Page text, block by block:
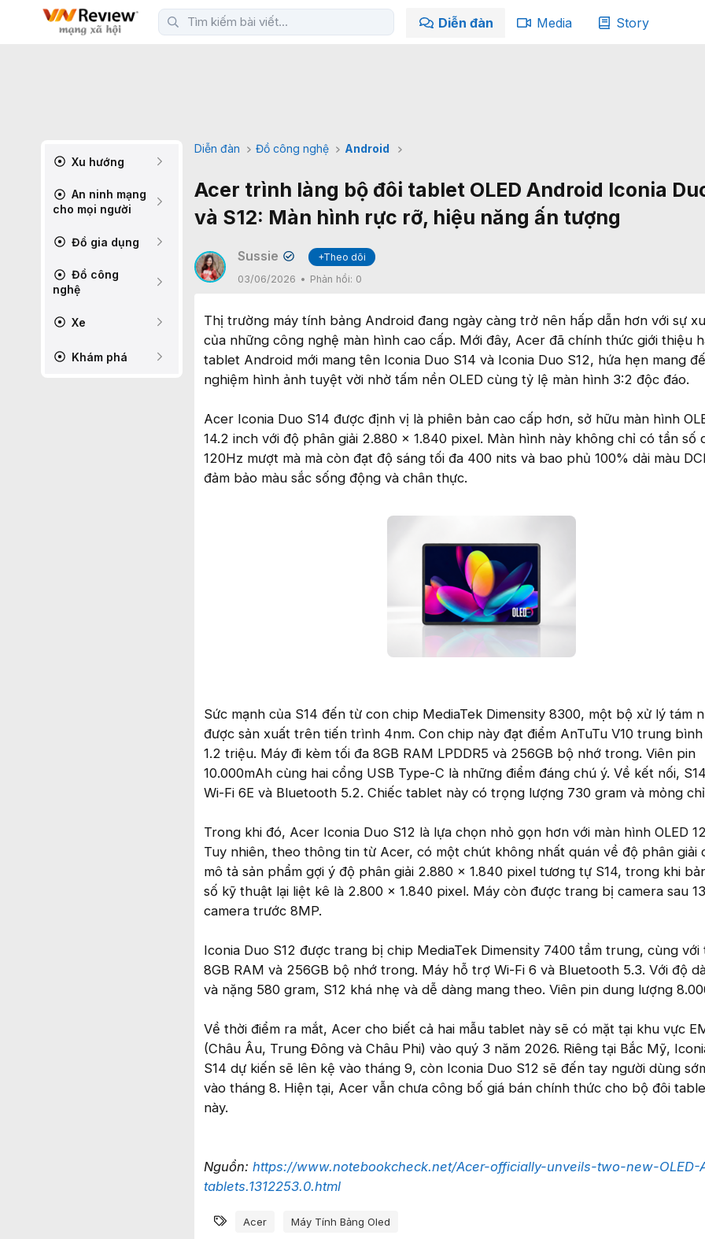
Diễn đàn Media Story
Xu hướng
An ninh mạng
cho mọi người
Đồ gia dụng
Đồ công
nghệ
Xe
Khám phá
Diễn đàn Đồ công nghệ Android
Acer trình làng bộ đôi tablet OLED Android Iconia
và S12: Màn hình rực rỡ, hiệu năng ấn tượng
Sussie ✔
+Theo dõi
03/06/2026
Phản hồi: 0
Thị trường máy tính bảng Android đang ngày càng trở nên hấp dẫn hơn với sự
của những công nghệ màn hình cao cấp. Mới đây, Acer đã chính thức giới thiệu
tablet Android mới mang tên Iconia Duo S14 và Iconia Duo S12, hứa hẹn mang
nghiệm hình ảnh tuyệt vời nhờ tấm nền OLED cùng tỷ lệ màn hình 3:2 độc đáo.
Acer Iconia Duo S14 được định vị là phiên bản cao cấp hơn, sở hữu màn hình
14.2 inch với độ phân giải 2.880 x 1.840 pixel. Màn hình này không chỉ có tần số
120Hz mượt mà mà còn đạt độ sáng tối đa 400 nits và bao phủ 100% dải màu
đảm bảo màu sắc sống động và chân thực.
Sức mạnh của S14 đến từ con chip MediaTek Dimensity 8300, một bộ xử lý tám
được sản xuất trên tiến trình 4nm. Con chip này đạt điểm AnTuTu V10 trung
1.2 triệu. Máy đi kèm tối đa 8GB RAM LPDDR5 và 256GB bộ nhớ trong. Viên pin
10.000mAh cùng hai cổng USB Type-C là những điểm đáng chú ý. Về kết nối,
Wi-Fi 6E và Bluetooth 5.2. Chiếc tablet này có trọng lượng 730 gram và mỏng
Trong khi đó, Acer Iconia Duo S12 là lựa chọn nhỏ gọn hơn với màn hình OLED
Tuy nhiên, theo thông tin từ Acer, có một chút không nhất quán về độ phân giải
mô tả sản phẩm gợi ý độ phân giải 2.880 x 1.840 pixel tương tự S14, trong khi
số kỹ thuật lại liệt kê là 2.800 x 1.840 pixel. Máy còn được trang bị camera sau
camera trước 8MP.
Iconia Duo S12 được trang bị chip MediaTek Dimensity 7400 tầm trung, cùng với
8GB RAM và 256GB bộ nhớ trong. Máy hỗ trợ Wi-Fi 6 và Bluetooth 5.3. Với độ
và nặng 580 gram, S12 khá nhẹ và dễ dàng mang theo. Viên pin dung lượng
Về thời điểm ra mắt, Acer cho biết cả hai mẫu tablet này sẽ có mặt tại khu vực
(Châu Âu, Trung Đông và Châu Phi) vào quý 3 năm 2026. Riêng tại Bắc Mỹ,
S14 dự kiến sẽ lên kệ vào tháng 9, còn Iconia Duo S12 sẽ đến tay người dùng
vào tháng 8. Hiện tại, Acer vẫn chưa công bố giá bán chính thức cho bộ đôi
này.
Nguồn: https://www.notebookcheck.net/Acer-officially-unveils-two-new-OLED-
tablets.1312253.0.html
Từ khóa
Acer Máy Tính Bảng Oled